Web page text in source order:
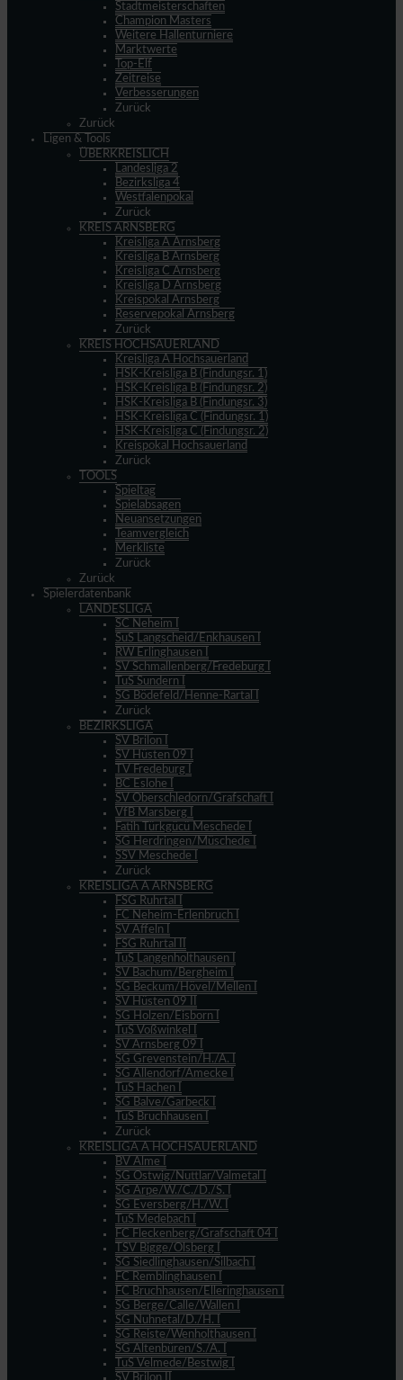
Stadtmeisterschaften
Champion Masters
Weitere Hallenturniere
Marktwerte
Top-Elf
Zeitreise
Verbesserungen
Zurück
Zurück
Ligen & Tools
ÜBERKREISLICH
Landesliga 2
Bezirksliga 4
Westfalenpokal
Zurück
KREIS ARNSBERG
Kreisliga A Arnsberg
Kreisliga B Arnsberg
Kreisliga C Arnsberg
Kreisliga D Arnsberg
Kreispokal Arnsberg
Reservepokal Arnsberg
Zurück
KREIS HOCHSAUERLAND
Kreisliga A Hochsauerland
HSK-Kreisliga B (Findungsr. 1)
HSK-Kreisliga B (Findungsr. 2)
HSK-Kreisliga B (Findungsr. 3)
HSK-Kreisliga C (Findungsr. 1)
HSK-Kreisliga C (Findungsr. 2)
Kreispokal Hochsauerland
Zurück
TOOLS
Spieltag
Spielabsagen
Neuansetzungen
Teamvergleich
Merkliste
Zurück
Zurück
Spielerdatenbank
LANDESLIGA
SC Neheim I
SuS Langscheid/Enkhausen I
RW Erlinghausen I
SV Schmallenberg/Fredeburg I
TuS Sundern I
SG Bödefeld/Henne-Rartal I
Zurück
BEZIRKSLIGA
SV Brilon I
SV Hüsten 09 I
TV Fredeburg I
BC Eslohe I
SV Oberschledorn/Grafschaft I
VfB Marsberg I
Fatih Türkgücü Meschede I
SG Herdringen/Müschede I
SSV Meschede I
Zurück
KREISLIGA A ARNSBERG
FSG Ruhrtal I
FC Neheim-Erlenbruch I
SV Affeln I
FSG Ruhrtal II
TuS Langenholthausen I
SV Bachum/Bergheim I
SG Beckum/Hövel/Mellen I
SV Hüsten 09 II
SG Holzen/Eisborn I
TuS Voßwinkel I
SV Arnsberg 09 I
SG Grevenstein/H./A. I
SG Allendorf/Amecke I
TuS Hachen I
SG Balve/Garbeck I
TuS Bruchhausen I
Zurück
KREISLIGA A HOCHSAUERLAND
BV Alme I
SG Ostwig/Nuttlar/Valmetal I
SG Arpe/W./C./D./S. I
SG Eversberg/H./W. I
TuS Medebach I
FC Fleckenberg/Grafschaft 04 I
TSV Bigge/Olsberg I
SG Siedlinghausen/Silbach I
FC Remblinghausen I
FC Bruchhausen/Elleringhausen I
SG Berge/Calle/Wallen I
SG Nuhnetal/D./H. I
SG Reiste/Wenholthausen I
SG Altenbüren/S./A. I
TuS Velmede/Bestwig I